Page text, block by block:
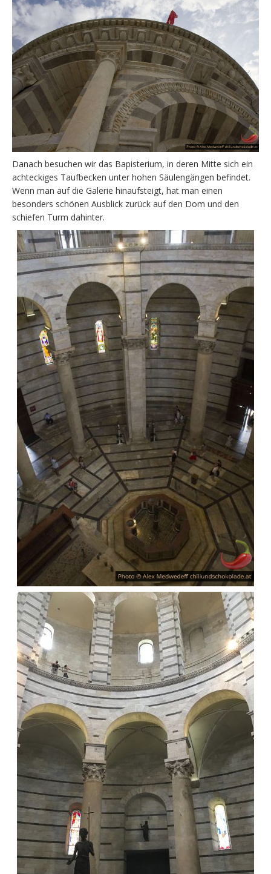
Danach besuchen wir das Bapisterium, in deren Mitte sich ein
achteckiges Taufbecken unter hohen Säulengängen befindet.
Wenn man auf die Galerie hinaufsteigt, hat man einen
besonders schönen Ausblick zurück auf den Dom und den
schiefen Turm dahinter.